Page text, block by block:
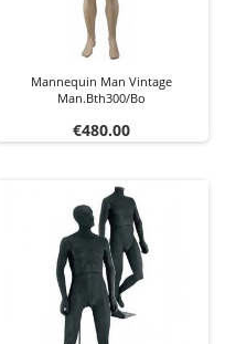
Mannequin Man Vintage
Man.bth300/bo
Price
€480.00